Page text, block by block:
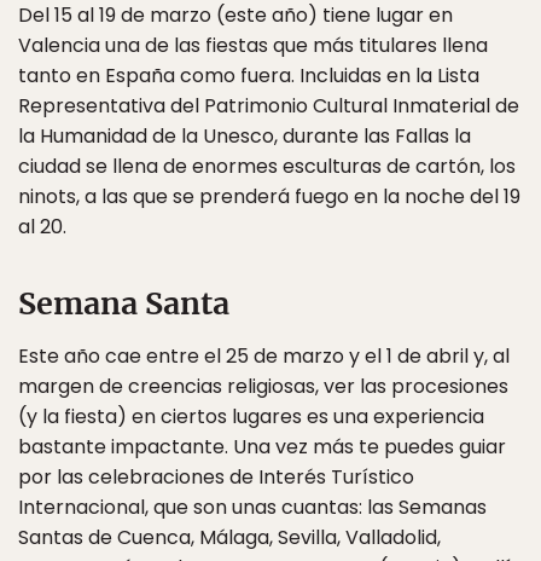
Del 15 al 19 de marzo (este año) tiene lugar en
Valencia una de las fiestas que más titulares llena
tanto en España como fuera. Incluidas en la Lista
Representativa del Patrimonio Cultural Inmaterial de
la Humanidad de la Unesco, durante las Fallas la
ciudad se llena de enormes esculturas de cartón, los
ninots, a las que se prenderá fuego en la noche del 19
al 20.
Semana Santa
Este año cae entre el 25 de marzo y el 1 de abril y, al
margen de creencias religiosas, ver las procesiones
(y la fiesta) en ciertos lugares es una experiencia
bastante impactante. Una vez más te puedes guiar
por las celebraciones de Interés Turístico
Internacional, que son unas cuantas: las Semanas
Santas de Cuenca, Málaga, Sevilla, Valladolid,